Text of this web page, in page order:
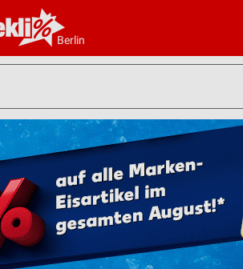
Berlin